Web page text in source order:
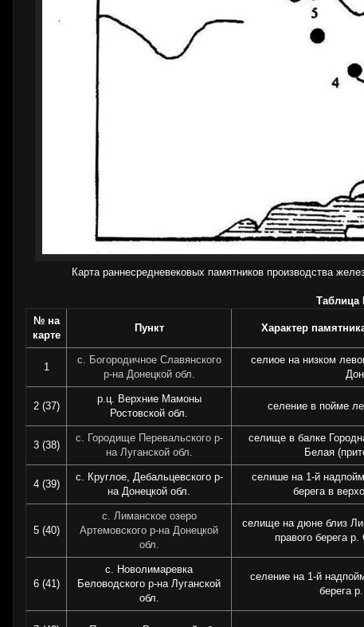
Карта раннесредневековых памятников производства
Таблица
№ на
карте
Пункт Характер
1
с. Богородичное Славянского
р-на Донецкой обл.
селиoе на низком
2 (37)
р.ц. Верхние Мамоны
Ростовской обл.
селение в пойме
3 (38)
с. Городище Перевальского р-
на Луганской обл.
селище в балке
Белая
4 (39)
с. Круглое, Дебальцевского р-
на Донецкой обл.
селише на 1-й
берега в
5 (40)
с. Лиманское озеро
Артемовского р-на Донецкой
обл.
селище на дюне близ
правого берега
6 (41)
с. Новолимаревка
Беловодского р-на Луганской
обл.
селение на 1-й
берега